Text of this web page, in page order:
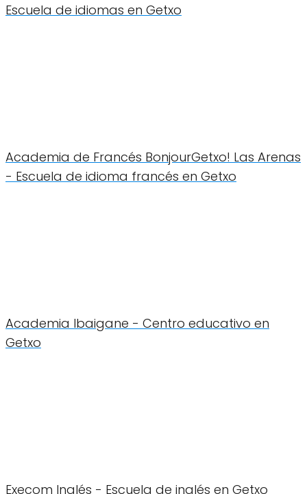
Escuela de idiomas en Getxo
Academia de Francés BonjourGetxo! Las Arenas
- Escuela de idioma francés en Getxo
Academia Ibaigane - Centro educativo en
Getxo
Execom Inglés - Escuela de inglés en Getxo